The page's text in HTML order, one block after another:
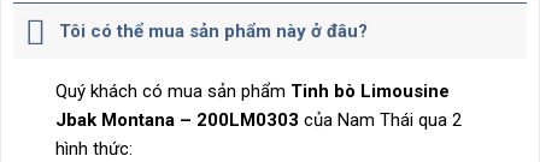
Tôi có thể mua sản phẩm này ở đâu?
Quý khách có mua sản phẩm Tinh bò Limousine
Jbak Montana – 200LM0303 của Nam Thái qua 2
hình thức: